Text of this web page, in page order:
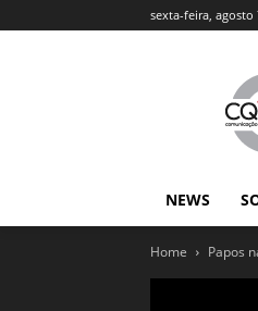
sexta-feira, agosto
NEWS
Home Papos